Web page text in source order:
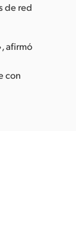
de red
afirmó
con